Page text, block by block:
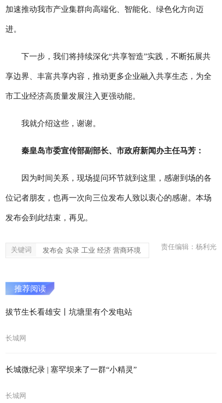
加速推动我市产业集群向高端化、智能化、绿色化方向迈
进。
下一步，我们将持续深化“共享智造”实践，不断拓展共
享边界、丰富共享内容，推动更多企业融入共享生态，为全
市工业经济高质量发展注入更强动能。
我就介绍这些，谢谢。
秦皇岛市委宣传部副部长、市政府新闻办主任马芳：
因为时间关系，现场提问环节就到这里，感谢到场的各
位记者朋友，也再一次向三位发布人致以衷心的感谢。本场
发布会到此结束，再见。
关键词 发布会 实录 工业 经济 营商环境 责任编辑：杨利光
推荐阅读
拔节生长看雄安丨坑塘里有个发电站
长城网
长城微纪录 | 塞罕坝来了一群“小精灵”
长城网